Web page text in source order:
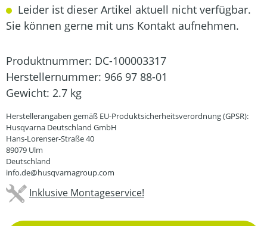
Leider ist dieser Artikel aktuell nicht verfügbar.
Sie können gerne mit uns Kontakt aufnehmen.
Produktnummer: DC-100003317
Herstellernummer: 966 97 88-01
Gewicht: 2.7 kg
Herstellerangaben gemäß EU-Produktsicherheitsverordnung (GPSR):
Husqvarna Deutschland GmbH
Hans-Lorenser-Straße 40
89079 Ulm
Deutschland
info.de@husqvarnagroup.com
Inklusive Montageservice!